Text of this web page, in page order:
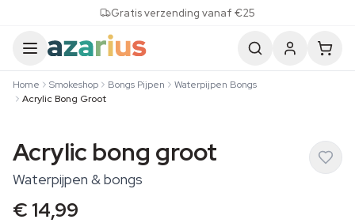
Gratis verzending vanaf €25
Home Smokeshop Bongs Pijpen
Waterpijpen Bongs
Acrylic Bong Groot
Acrylic bong groot
Waterpijpen & bongs
€ 14,99